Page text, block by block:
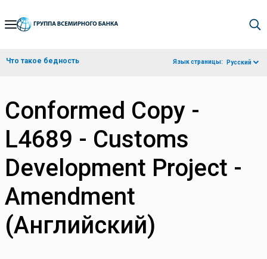
Skip
Navigation
Что такое бедность Язык страницы: Русский
Conformed Copy -
L4689 - Customs
Development Project -
Amendment
(Английский)